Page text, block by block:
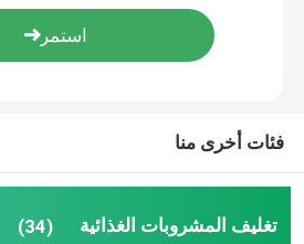
أشرطة فيديو
فئات أخرى منا
تغليف المشروبات الغذائية (34)